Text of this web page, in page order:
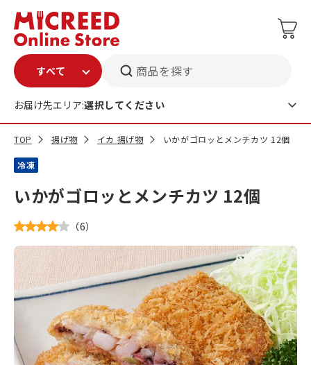
商品を探す
お届け先エリア:選択してください
TOP 揚げ物 イカ 揚げ物 いかがゴロッとメンチカツ 12個
冷凍
いかがゴロッとメンチカツ 12個
（6）